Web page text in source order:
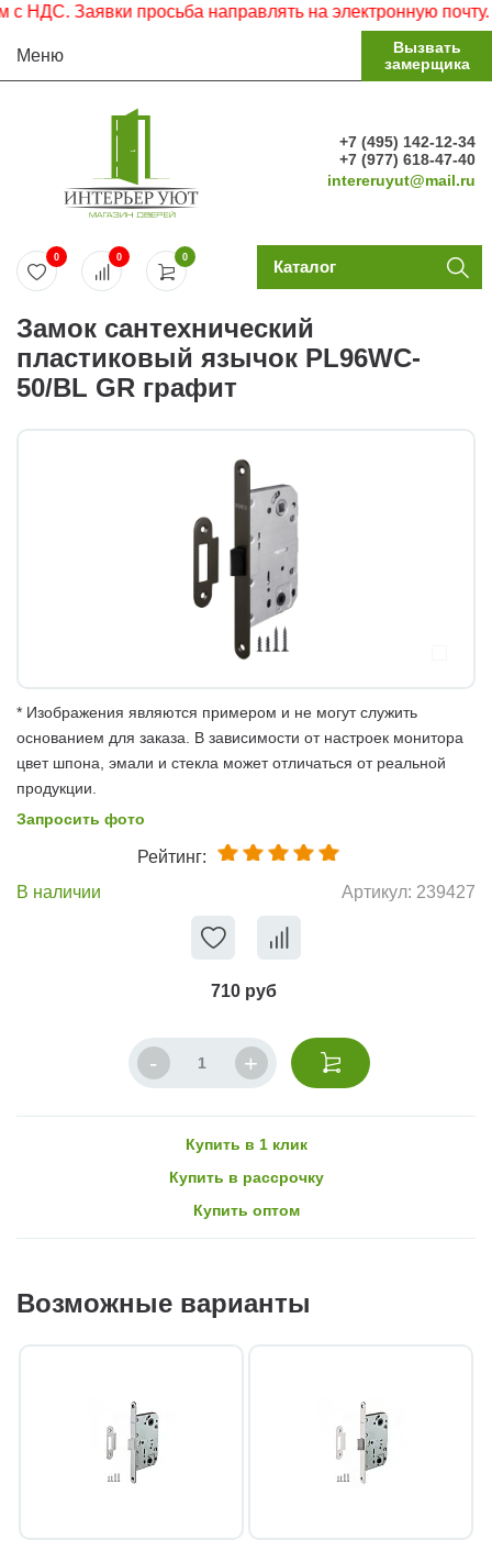
Заявки просьба направлять на электронную почту.
Меню
Вызвать
замерщика
+7 (495) 142-12-34
+7 (977) 618-47-40
intereruyut@mail.ru
0
0 0 Каталог
Замок сантехнический
пластиковый язычок PL96WC-
50/BL GR графит
* Изображения являются примером и не могут служить
основанием для заказа. В зависимости от настроек монитора
цвет шпона, эмали и стекла может отличаться от реальной
продукции.
Запросить фото
Рейтинг:
В наличии
Артикул: 239427
710 руб
Купить в 1 клик
Купить в рассрочку
Купить оптом
Возможные варианты